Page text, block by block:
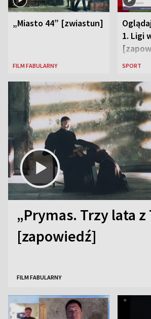
„Miasto 44” [zwiastun]
FILM FABULARNY
1. Ligi
SPORT
„Prymas. Trzy lata z
[zapowiedź]
FILM FABULARNY